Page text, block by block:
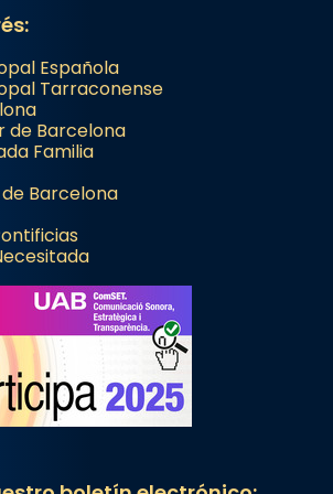
(“relatiu a Semprònia =
seves. I l’any 1667, el
Roig, afirma en una obra
filles de l’antiga Iluro.
les relíq
Española
Tarraconense
de Barcelona
Familia
Barcelona